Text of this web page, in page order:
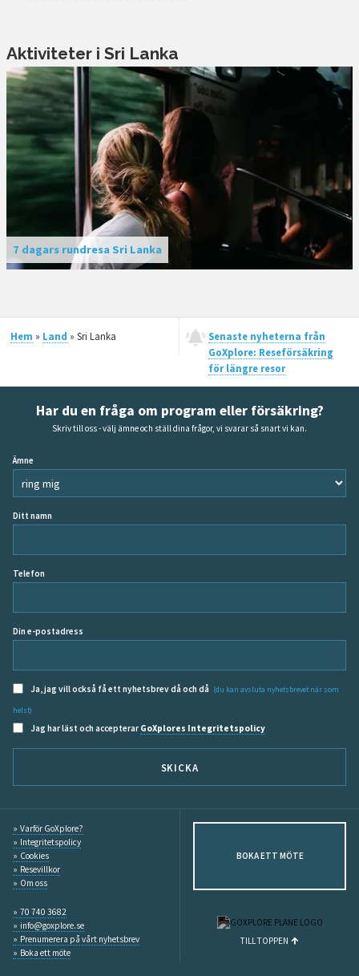
Aktiviteter i Sri Lanka
7 dagars rundresa Sri Lanka
Hem » Land » Sri Lanka
Senaste nyheterna från
GoXplore: Reseförsäkring
för längre resor
Har du en fråga om program eller försäkring?
Skriv till oss - välj ämne och ställ dina frågor, vi svarar så snart vi kan.
Ämne
Ditt namn
Telefon
Din e-postadress
Ja, jag vill också få ett nyhetsbrev då och då (du kan avsluta nyhetsbrevet när som
helst)
Jag har läst och accepterar GoXplores Integritetspolicy
SKICKA
Varför GoXplore?
Integritetspolicy
Cookies
Resevillkor
Om oss
70 740 3682
info@goxplore.se
Prenumerera på vårt nyhetsbrev
Boka ett möte
BOKA ETT MÖTE
TILL TOPPEN